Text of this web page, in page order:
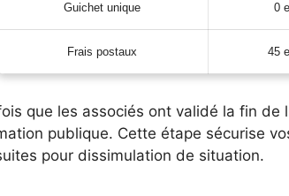
Guichet unique 0
Frais postaux 45
que les associés ont validé la fin
publique. Cette étape sécurise
pour dissimulation de situation.